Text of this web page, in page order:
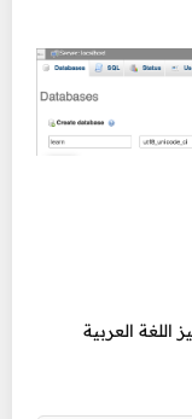
اللغة العربية